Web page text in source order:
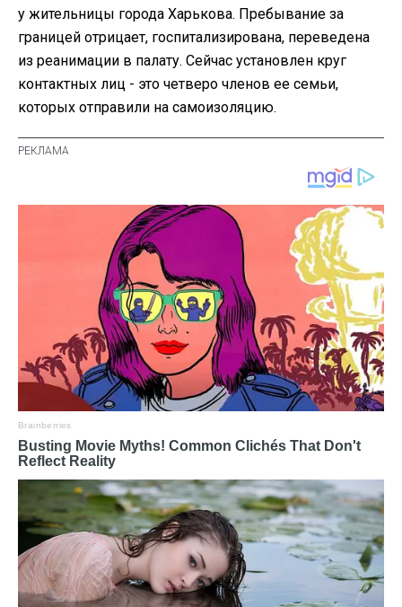
у жительницы города Харькова. Пребывание за
границей отрицает, госпитализирована, переведена
из реанимации в палату. Сейчас установлен круг
контактных лиц - это четверо членов ее семьи,
которых отправили на самоизоляцию.